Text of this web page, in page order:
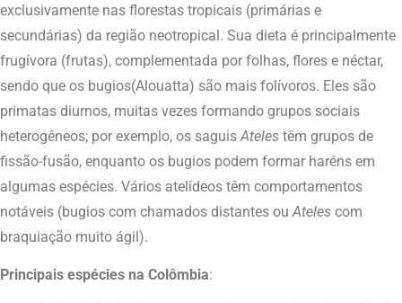
exclusivamente nas florestas tropicais (primárias e
secundárias) da região neotropical. Sua dieta é principalmente
frugívora (frutas), complementada por folhas, flores e néctar,
sendo que os bugios(Alouatta) são mais folívoros. Eles são
primatas diurnos, muitas vezes formando grupos sociais
heterogêneos; por exemplo, os saguis Ateles têm grupos de
fissão-fusão, enquanto os bugios podem formar haréns em
algumas espécies. Vários atelídeos têm comportamentos
notáveis (bugios com chamados distantes ou Ateles com
braquiação muito ágil).
Principais espécies na Colômbia: